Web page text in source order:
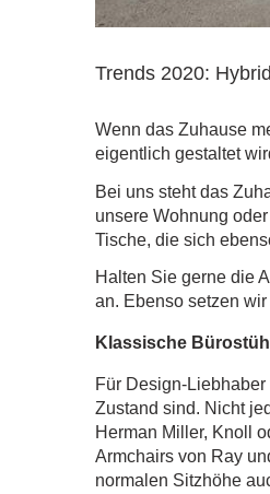
Trends 2020:
Wenn das Zuhause
eigentlich gestaltet
Bei uns steht das
unsere Wohnung
Tische, die sich
Halten Sie gerne die
an. Ebenso setzen
Klassische
Für Design-
Zustand sind. Nicht
Herman Miller, Knoll
Armchairs von Ray
normalen Sitzhöhe